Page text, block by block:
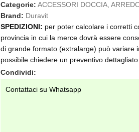
Categorie: ACCESSORI DOCCIA
Brand: Duravit
SPEDIZIONI: per poter calcolare i corretti
provincia in cui la merce dovrà essere
di grande formato (extralarge) può variare
possibile chiedere un preventivo
Condividi:
Contattaci su Whatsapp